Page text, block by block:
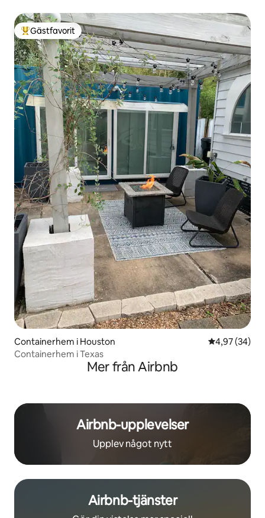
Populär gästfavorit
Gästfavorit
Containerhem i Houston 4,97 av 5 i
4,97 (34)
Containerhem i Texas
Mer från Airbnb
Airbnb-upplevelser
Upplev något nytt
Airbnb-tjänster